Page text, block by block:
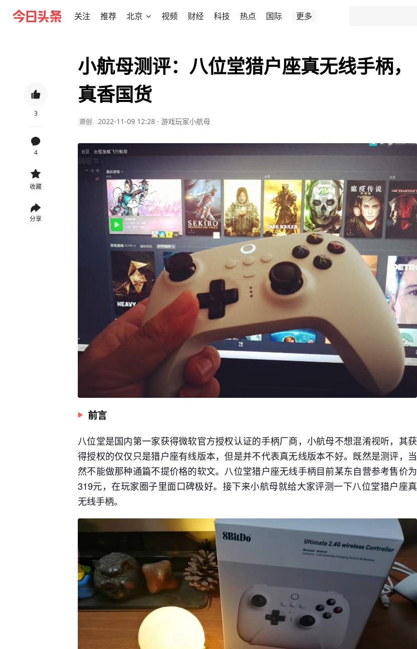
关注 推荐 北京 视频 财经 科技 热点 国际 更多
3
4
收藏
分享
小航母测评：八位堂猎户座真无线手柄，
真香国货
原创 2022-11-09 12:28 · 游戏玩家小航母
前言
八位堂是国内第一家获得微软官方授权认证的手柄厂商，小航母不想混淆视听，其获
得授权的仅仅只是猎户座有线版本，但是并不代表真无线版本不好。既然是测评，当
然不能做那种通篇不提价格的软文。八位堂猎户座无线手柄目前某东自营参考售价为
319元，在玩家圈子里面口碑极好。接下来小航母就给大家评测一下八位堂猎户座真
无线手柄。